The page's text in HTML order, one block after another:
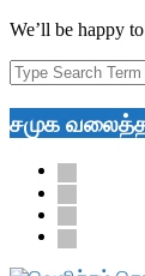
Skip
content
We’ll be happy
Search
சமுக
facebook
twitter
youtube
google